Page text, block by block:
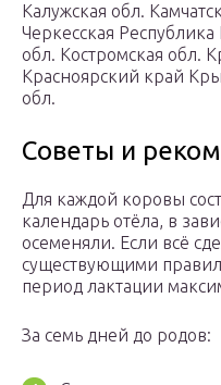
Калужская обл.
Черкесская
обл. Костромская обл.
Красноярский край
обл.
Советы и
Для каждой коровы
календарь отёла, в
осеменяли. Если всё
существующими
период лактации
За семь дней до родов: